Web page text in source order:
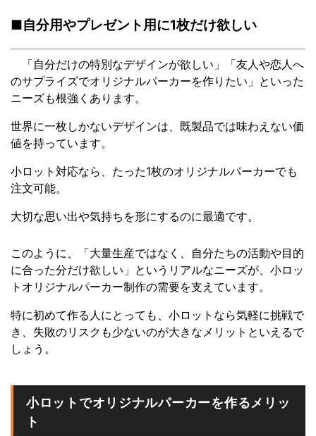
■自分用やプレゼント用に1枚だけ欲しい
「自分だけの特別なデザインが欲しい」「友人や恋人へ
のサプライズでオリジナルパーカーを作りたい」といった
ニーズも根強くあります。
世界に一枚しかないデザインは、既製品では味わえない価
値を持っています。
小ロット対応なら、たった1枚のオリジナルパーカーでも
注文可能。
大切な思い出や気持ちを形にするのに最適です。
このように、「大量生産ではなく、自分たちの活動や目的
に合った分だけ欲しい」というリアルなニーズが、小ロッ
トオリジナルパーカー制作の需要を支えています。
特に初めて作る人にとっても、小ロットなら気軽に挑戦で
き、失敗のリスクも少ないのが大きなメリットといえるで
しょう。
小ロットでオリジナルパーカーを作るメリッ
ト